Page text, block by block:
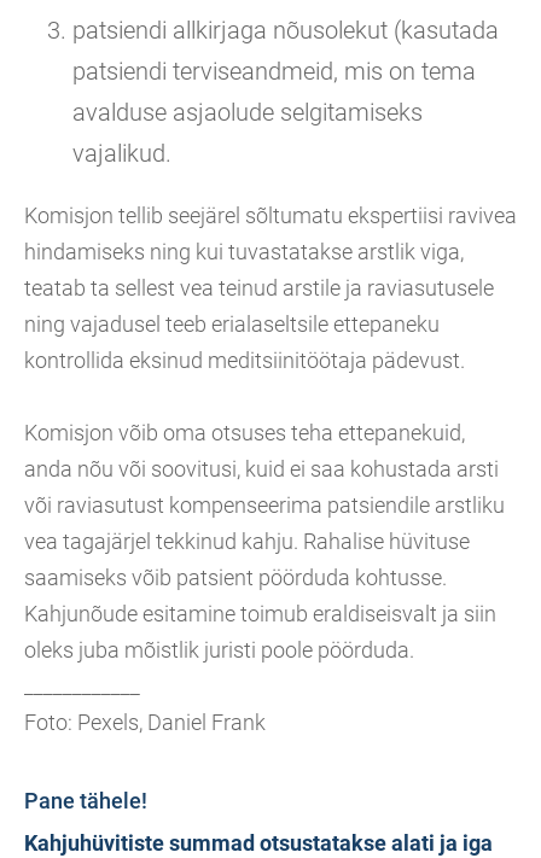
patsiendi allkirjaga nõusolekut (kasutada
patsiendi terviseandmeid, mis on tema
avalduse asjaolude selgitamiseks
vajalikud.
Komisjon tellib seejärel sõltumatu ekspertiisi ravivea
hindamiseks ning kui tuvastatakse arstlik viga,
teatab ta sellest vea teinud arstile ja raviasutusele
ning vajadusel teeb erialaseltsile ettepaneku
kontrollida eksinud meditsiinitöötaja pädevust.
Komisjon võib oma otsuses teha ettepanekuid,
anda nõu või soovitusi, kuid ei saa kohustada arsti
või raviasutust kompenseerima patsiendile arstliku
vea tagajärjel tekkinud kahju. Rahalise hüvituse
saamiseks võib patsient pöörduda kohtusse.
Kahjunõude esitamine toimub eraldiseisvalt ja siin
oleks juba mõistlik juristi poole pöörduda.
Foto: Pexels, Daniel Frank
Pane tähele!
Kahjuhüvitiste summad otsustatakse alati ja iga